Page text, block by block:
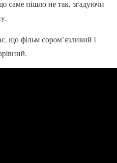
саме пішло не так, згадуючи
що фільм сором’язливий і